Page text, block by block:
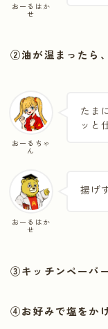
おーるはか
せ
②油が温まったら
おーるちゃ
ん
たま
ッと
おーるはか
せ
揚げ
③キッチンペーパ
④お好みで塩をか